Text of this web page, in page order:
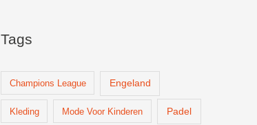
Tags
Champions League Engeland
Kleding Mode Voor Kinderen Padel